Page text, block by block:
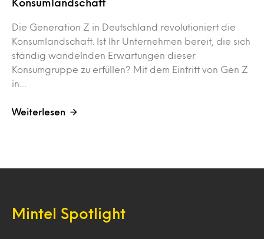
Konsumlandschaft
Die Generation Z in Deutschland revolutioniert die
Konsumlandschaft. Ist Ihr Unternehmen bereit, die sich
ständig wandelnden Erwartungen dieser
Konsumgruppe zu erfüllen? Mit dem Eintritt von Gen Z
in…
Weiterlesen
Mintel Spotlight